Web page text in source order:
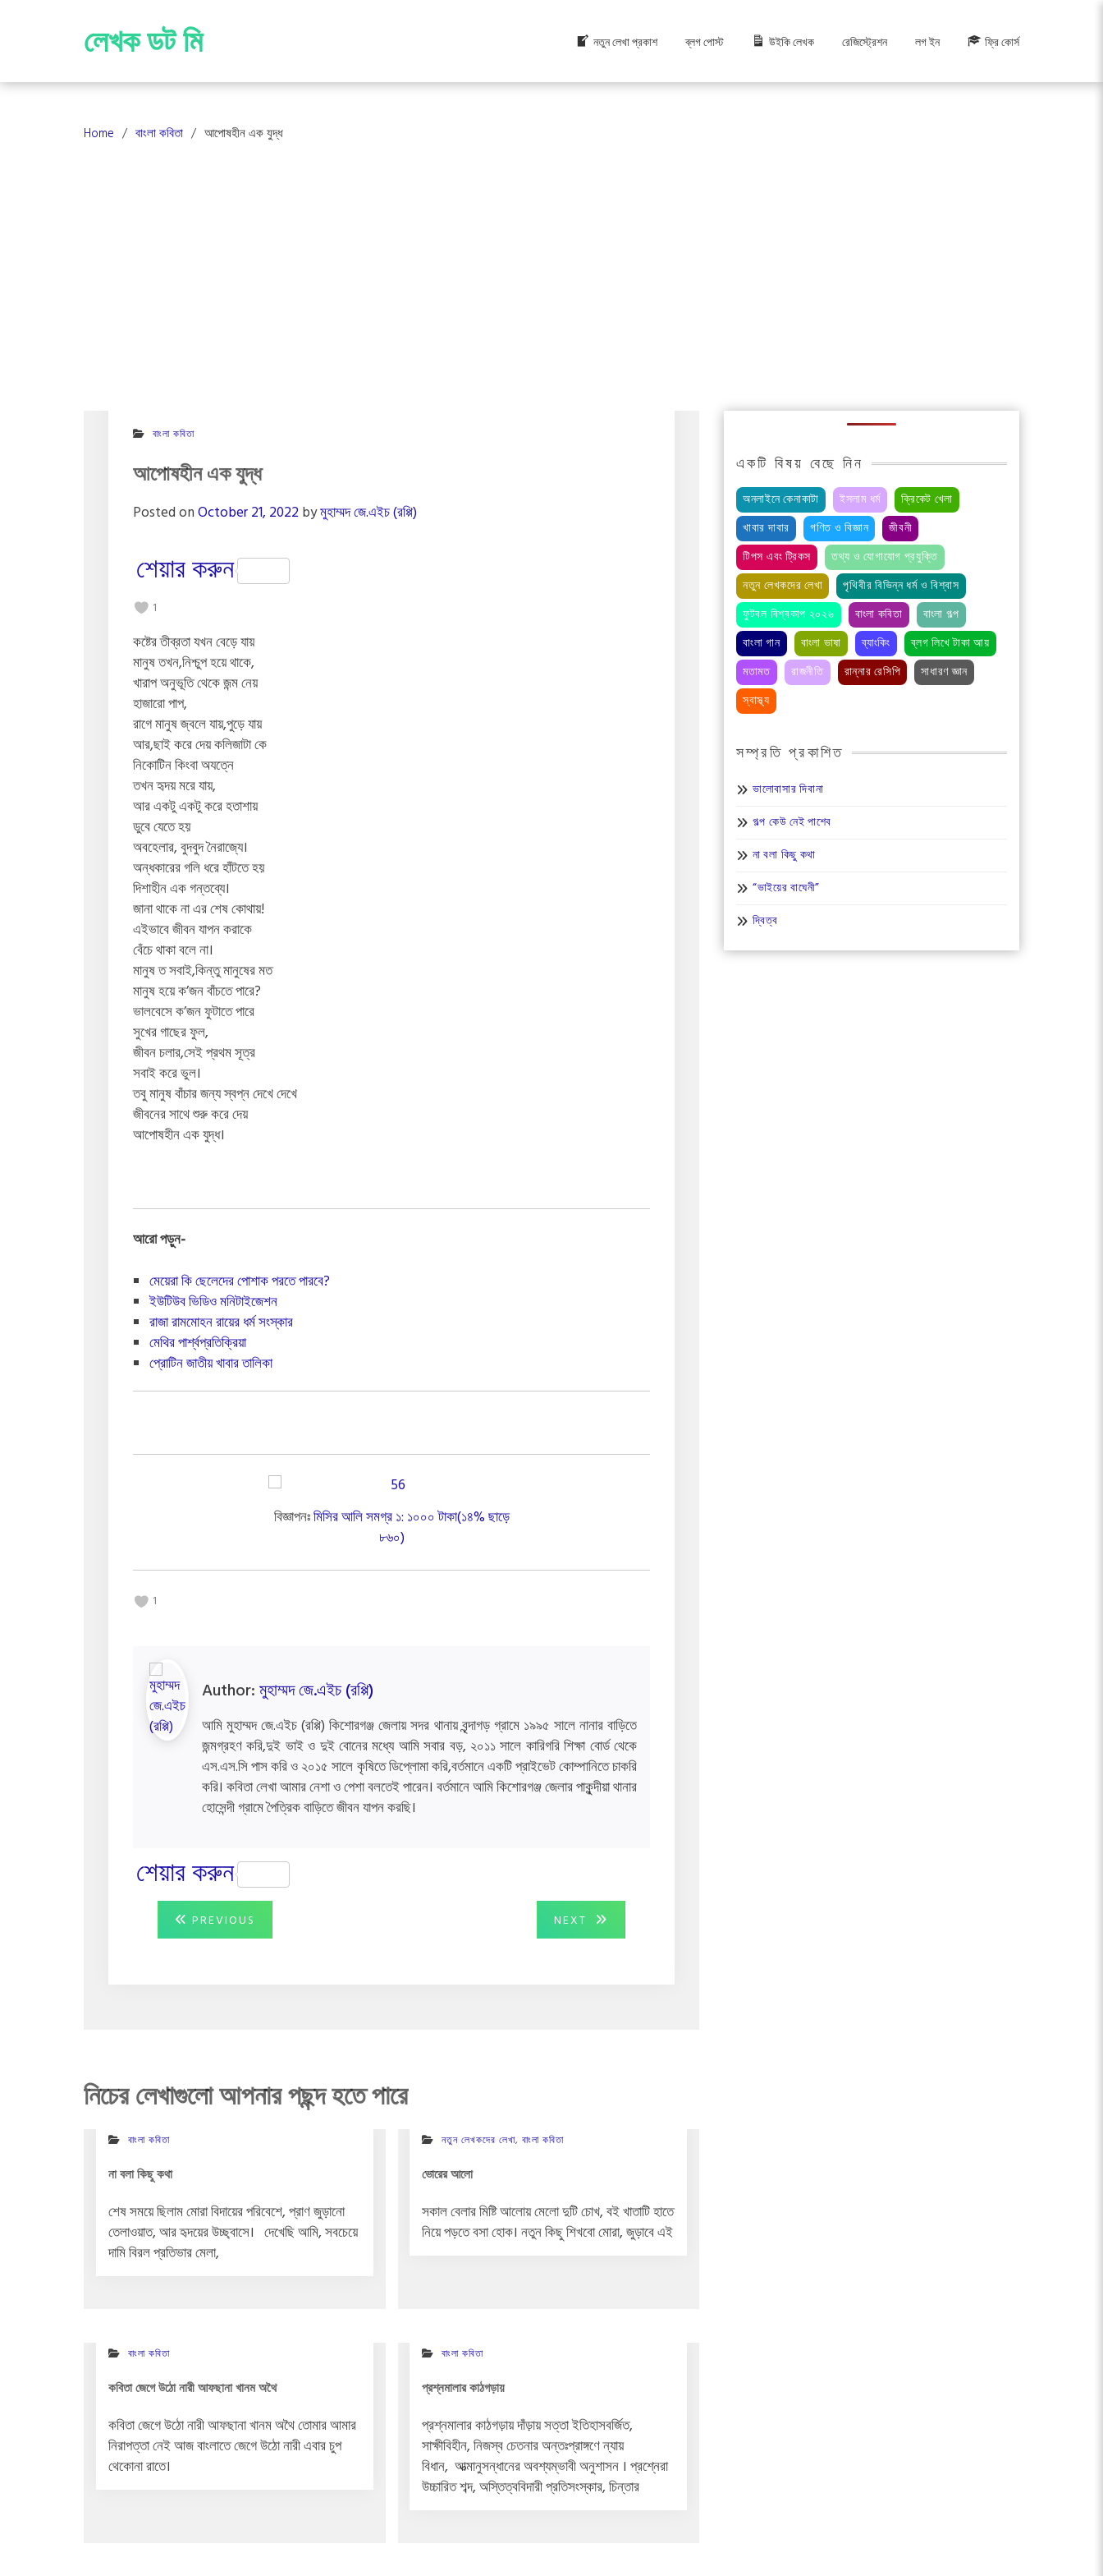
লেখক ডট মি নতুন লেখা প্রকাশ ব্লগ পোস্ট উইকি লেখক রেজিস্ট্রেশন লগ ইন ফ্রি কোর্স
Home বাংলা কবিতা আপোষহীন এক যুদ্ধ
বাংলা কবিতা
আপোষহীন এক যুদ্ধ
Posted onOctober 21, 2022 byমুহাম্মদ জে.এইচ (রপ্পি)
শেয়ার করুন
1
কষ্টের তীব্রতা যখন বেড়ে যায়
মানুষ তখন,নিশ্চুপ হয়ে থাকে,
খারাপ অনুভূতি থেকে জন্ম নেয়
হাজারো পাপ,
রাগে মানুষ জ্বলে যায়,পুড়ে যায়
আর,ছাই করে দেয় কলিজাটা কে
নিকোটিন কিংবা অযত্নে
তখন হৃদয় মরে যায়,
আর একটু একটু করে হতাশায়
ডুবে যেতে হয়
অবহেলার, বুদবুদ নৈরাজ্যে।
অন্ধকারের গলি ধরে হাঁটতে হয়
দিশাহীন এক গন্তব্যে।
জানা থাকে না এর শেষ কোথায়!
এইভাবে জীবন যাপন করাকে
বেঁচে থাকা বলে না।
মানুষ ত সবাই,কিন্তু মানুষের মত
মানুষ হয়ে ক’জন বাঁচতে পারে?
ভালবেসে ক’জন ফুটাতে পারে
সুখের গাছের ফুল,
জীবন চলার,সেই প্রথম সূত্র
সবাই করে ভুল।
তবু মানুষ বাঁচার জন্য স্বপ্ন দেখে দেখে
জীবনের সাথে শুরু করে দেয়
আপোষহীন এক যুদ্ধ।
আরো পড়ুন-
মেয়েরা কি ছেলেদের পোশাক পরতে পারবে?
ইউটিউব ভিডিও মনিটাইজেশন
রাজা রামমোহন রায়ের ধর্ম সংস্কার
মেথির পার্শ্বপ্রতিক্রিয়া
প্রোটিন জাতীয় খাবার তালিকা
বিজ্ঞাপনঃমিসির আলি সমগ্র ১: ১০০০ টাকা(১৪% ছাড়ে
৮৬০)
1
Author:মুহাম্মদ জে.এইচ (রপ্পি)
আমি মুহাম্মদ জে.এইচ (রপ্পি) কিশোরগঞ্জ জেলায় সদর থানায় বৃন্দাগড় গ্রামে ১৯৯৫ সালে নানার বাড়িতে
জন্মগ্রহণ করি,দুই ভাই ও দুই বোনের মধ্যে আমি সবার বড়, ২০১১ সালে কারিগরি শিক্ষা বোর্ড থেকে
এস.এস.সি পাস করি ও ২০১৫ সালে কৃষিতে ডিপ্লোমা করি,বর্তমানে একটি প্রাইভেট কোম্পানিতে চাকরি
করি। কবিতা লেখা আমার নেশা ও পেশা বলতেই পারেন। বর্তমানে আমি কিশোরগঞ্জ জেলার পাকুন্দীয়া থানার
হোসেন্দী গ্রামে পৈত্রিক বাড়িতে জীবন যাপন করছি।
শেয়ার করুন
Post
navigation
PREVIOUS
POST:
NEXT
NEXT
POST:
নিচের লেখাগুলো আপনার পছন্দ হতে পারে
বাংলা কবিতা
না বলা কিছু কথা
শেষ সময়ে ছিলাম মোরা বিদায়ের পরিবেশে, প্রাণ জুড়ানো
তেলাওয়াত, আর হৃদয়ের উচ্ছ্বাসে। দেখেছি আমি, সবচেয়ে
দামি বিরল প্রতিভার মেলা,
নতুন লেখকদের লেখা,বাংলা কবিতা
ভোরের আলো
সকাল বেলার মিষ্টি আলোয় মেলো দুটি চোখ, বই খাতাটি হাতে
নিয়ে পড়তে বসা হোক। নতুন কিছু শিখবো মোরা, জুড়াবে এই
বাংলা কবিতা
কবিতা জেগে উঠো নারী আফছানা খানম অথৈ
কবিতা জেগে উঠো নারী আফছানা খানম অথৈ তোমার আমার
নিরাপত্তা নেই আজ বাংলাতে জেগে উঠো নারী এবার চুপ
থেকোনা রাতে।
বাংলা কবিতা
প্রশ্নমালার কাঠগড়ায়
প্রশ্নমালার কাঠগড়ায় দাঁড়ায় সত্তা ইতিহাসবর্জিত,
সাক্ষীবিহীন, নিজস্ব চেতনার অন্তঃপ্রাঙ্গণে ন্যায়
বিধান, আত্মানুসন্ধানের অবশ্যম্ভাবী অনুশাসন । প্রশ্নেরা
উচ্চারিত শব্দ, অস্তিত্ববিদারী প্রতিসংস্কার, চিন্তার
একটি বিষয় বেছে নিন
অনলাইনে কেনাকাটা
ইসলাম ধর্ম
ক্রিকেট খেলা
খাবার দাবার
গণিত ও বিজ্ঞান
জীবনী
টিপস এবং ট্রিকস
তথ্য ও যোগাযোগ প্রযুক্তি
নতুন লেখকদের লেখা
পৃথিবীর বিভিন্ন ধর্ম ও বিশ্বাস
ফুটবল বিশ্বকাপ ২০২৬
বাংলা কবিতা
বাংলা গল্প
বাংলা গান
বাংলা ভাষা ব্যাংকিং
ব্লগ লিখে টাকা আয়
মতামত
রাজনীতি রান্নার রেসিপি
সাধারণ জ্ঞান
স্বাস্থ্য
সম্প্রতি প্রকাশিত
ভালোবাসার দিবানা
গল্প কেউ নেই পাশেব
না বলা কিছু কথা
“ভাইয়ের বাঘেনী”
দ্বিত্ব